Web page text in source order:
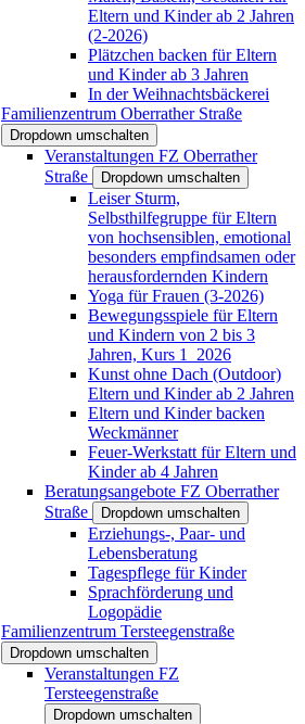
Eltern und Kinder ab 2 Jahren
(2-2026)
Plätzchen backen für Eltern
und Kinder ab 3 Jahren
In der Weihnachtsbäckerei
Familienzentrum Oberrather Straße
Dropdown umschalten
Veranstaltungen FZ Oberrather
Straße
Dropdown umschalten
Leiser Sturm,
Selbsthilfegruppe für Eltern
von hochsensiblen, emotional
besonders empfindsamen oder
herausfordernden Kindern
Yoga für Frauen (3-2026)
Bewegungsspiele für Eltern
und Kindern von 2 bis 3
Jahren, Kurs 1_2026
Kunst ohne Dach (Outdoor)
Eltern und Kinder ab 2 Jahren
Eltern und Kinder backen
Weckmänner
Feuer-Werkstatt für Eltern und
Kinder ab 4 Jahren
Beratungsangebote FZ Oberrather
Straße
Dropdown umschalten
Erziehungs-, Paar- und
Lebensberatung
Tagespflege für Kinder
Sprachförderung und
Logopädie
Familienzentrum Tersteegenstraße
Dropdown umschalten
Veranstaltungen FZ
Tersteegenstraße
Dropdown umschalten